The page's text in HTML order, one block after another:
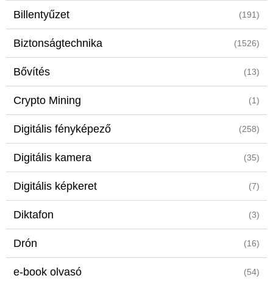
Billentyűzet (191)
Biztonságtechnika (1526)
Bővítés (13)
Crypto Mining (1)
Digitális fényképező (258)
Digitális kamera (35)
Digitális képkeret (7)
Diktafon (3)
Drón (16)
e-book olvasó (54)